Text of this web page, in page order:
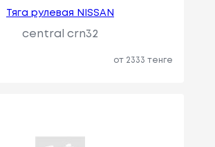
Тяга рулевая NISSAN
central crn32
от 2333 тенге